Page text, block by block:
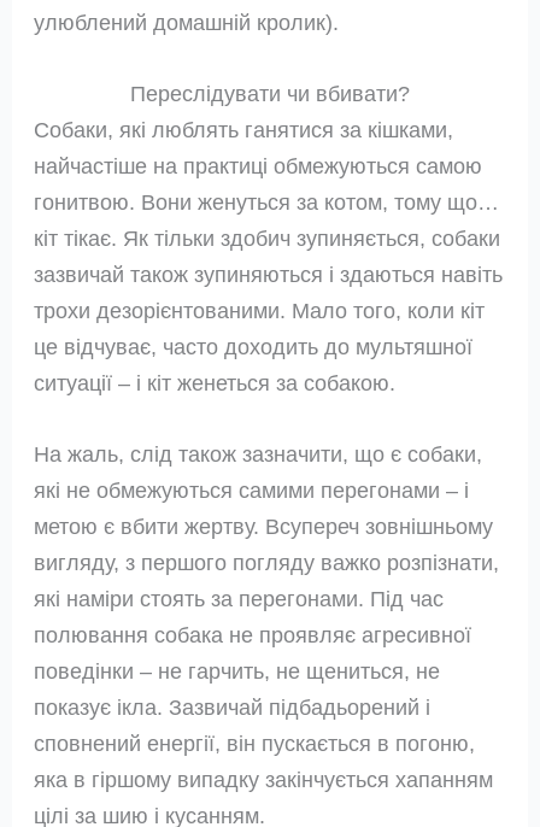
улюблений домашній кролик).
Переслідувати чи вбивати?
Собаки, які люблять ганятися за кішками,
найчастіше на практиці обмежуються самою
гонитвою. Вони женуться за котом, тому що…
кіт тікає. Як тільки здобич зупиняється, собаки
зазвичай також зупиняються і здаються навіть
трохи дезорієнтованими. Мало того, коли кіт
це відчуває, часто доходить до мультяшної
ситуації – і кіт женеться за собакою.
На жаль, слід також зазначити, що є собаки,
які не обмежуються самими перегонами – і
метою є вбити жертву. Всупереч зовнішньому
вигляду, з першого погляду важко розпізнати,
які наміри стоять за перегонами. Під час
полювання собака не проявляє агресивної
поведінки – не гарчить, не щениться, не
показує ікла. Зазвичай підбадьорений і
сповнений енергії, він пускається в погоню,
яка в гіршому випадку закінчується хапанням
цілі за шию і кусанням.